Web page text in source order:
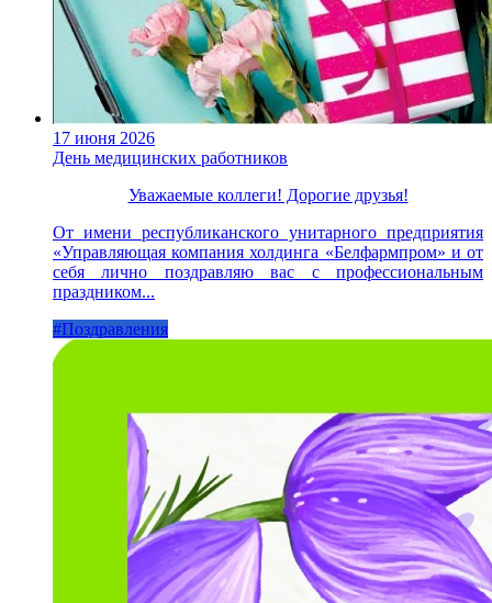
17 июня 2026
День медицинских работников
Уважаемые коллеги! Дорогие друзья!
От имени республиканского унитарного предприятия
«Управляющая компания холдинга «Белфармпром» и от
себя лично поздравляю вас с профессиональным
праздником...
#Поздравления